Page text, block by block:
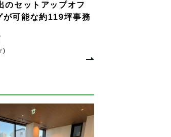
のセットアップオフ
が可能な約119坪事務
)